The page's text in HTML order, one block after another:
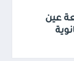
عين